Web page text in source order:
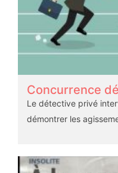
Concurrence
Le détective privé
démontrer les